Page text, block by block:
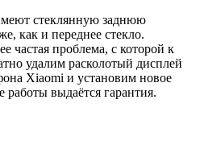
стеклянную заднюю
как и переднее стекло.
частая проблема, с которой к
удалим расколотый дисплей
Xiaomi и установим новое
работы выдаётся гарантия.